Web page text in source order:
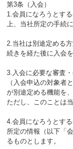
第3条（入会）
1.会員になろうとす
上、当社所定の手続
2.当社は別途定める
続きを経た後に入会
3.入会に必要な審査
（入会申込の対象者
が別途定める機能を
ただし、このことは
4.会員になろうとす
所定の情報（以下「
るものとします。